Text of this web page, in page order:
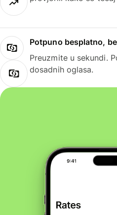
Potpuno besplatno,
Preuzmite u sekundi.
dosadnih oglasa.